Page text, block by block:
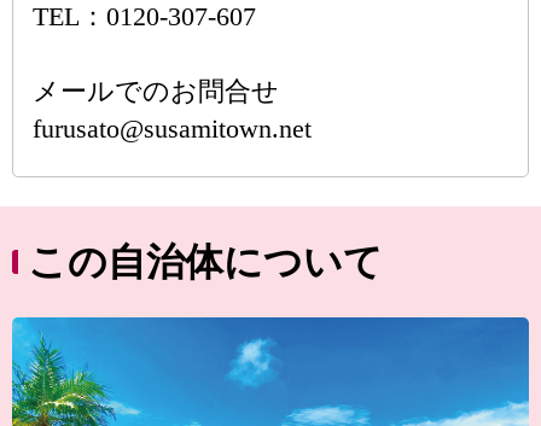
TEL：0120-307-607
メールでのお問合せ
furusato@susamitown.net
この自治体について